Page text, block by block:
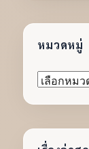
หมวดหมู่
หมวด